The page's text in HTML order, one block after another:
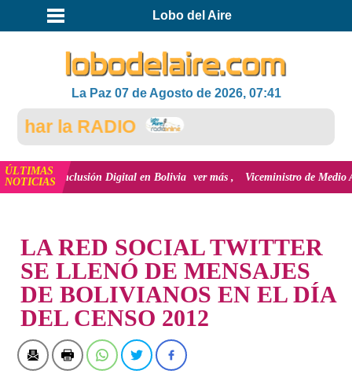
Lobo del Aire
La Paz 07 de Agosto de 2026, 07:41
la RADIO
ÚLTIMAS
NOTICIAS
la inclusión Digital en Bolivia ver más Viceministro de Medio
LA RED SOCIAL TWITTER
SE LLENÓ DE MENSAJES
DE BOLIVIANOS EN EL DÍA
DEL CENSO 2012